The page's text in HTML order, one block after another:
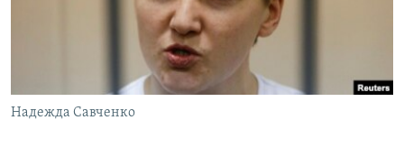
ПОБЕДИТЕЛЕЙ НЕ СУДЯТ?
КРЫМ.НЕПОКОРЕННЫЙ
УКРАИНСКАЯ ПРОБЛЕМА КРЫМА
Надежда Савченко